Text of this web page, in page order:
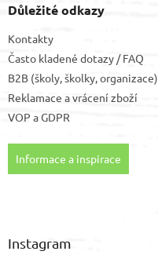
Důležité odkazy
Kontakty
Často kladené dotazy / FAQ
B2B (školy, školky, organizace)
Reklamace a vrácení zboží
VOP aGDPR
Informace a inspirace
Instagram